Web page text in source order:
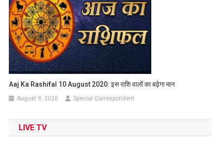
Aaj Ka Rashifal 10 August 2020: इस राशि वालों का बढ़ेगा मान
August 9, 2020 Special Correspondent
LIVE TV